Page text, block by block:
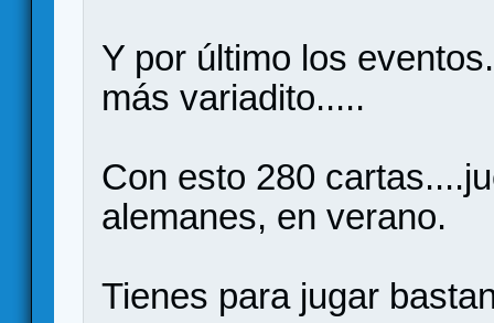
Y por último los
más variadito.....
Con esto 280
alemanes, en verano.
Tienes para jugar